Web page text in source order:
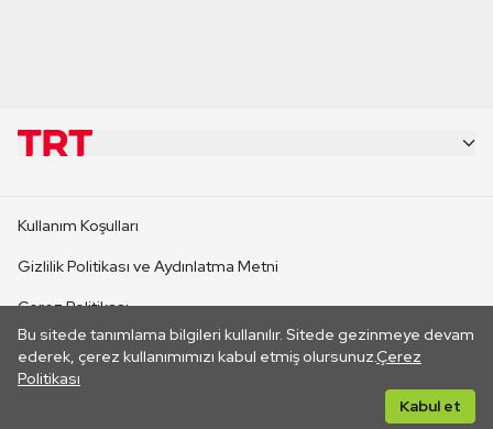
Bu sitede tanımlama bilgileri kullanılır. Sitede gezinmeye devam
ederek, çerez kullanımımızı kabul etmiş olursunuz.Çerez
Politikası
Kabul et
CANLI YAYINLAR
Kullanım Koşulları
Gizlilik Politikası ve Aydınlatma Metni
Çerez Politikası
İletişim
Her hakkı saklıdır. ©2026 TRT. Bağlantı yoluyla gidilen dış